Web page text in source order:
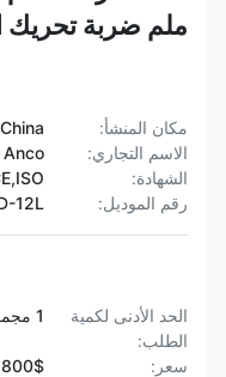
ملم ضربة تحريك
مكان المنشأ:
China
الاسم التجاري:
Anco
الشهادة:
CE,ISO
رقم الموديل:
80D-12L
الحد الأدنى لكمية
الطلب:
1 مجموعة
59800$